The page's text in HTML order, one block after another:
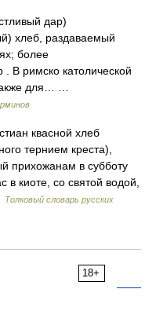
дар)
хлеб, раздаваемый
более
. В римско католической
для… …
квасной хлеб
тернием креста),
прихожанам в субботу
в киоте, со святой водой,
Толковый словарь русских
18+